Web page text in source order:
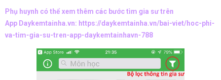
Phụ huynh có thể xem thêm các bước tìm gia sư trên
App Daykemtainha.vn: https://daykemtainha.vn/bai-viet/hoc-phi-
va-tim-gia-su-tren-app-daykemtainhavn-788